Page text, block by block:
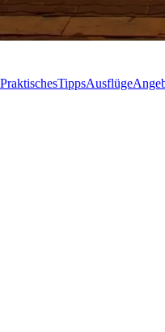
PraktischesTippsAusflüge